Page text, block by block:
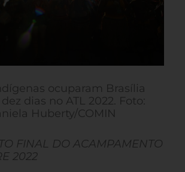
ocuparam Brasília
dias no ATL 2022. Foto:
Huberty/COMIN
FINAL DO ACAMPAMENTO
2022